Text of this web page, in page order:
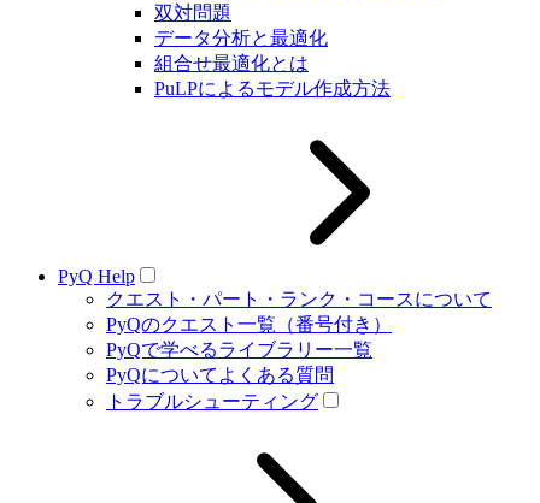
双対問題
データ分析と最適化
組合せ最適化とは
PuLPによるモデル作成方法
PyQ Help
クエスト・パート・ランク・コースについて
PyQのクエスト一覧（番号付き）
PyQで学べるライブラリー一覧
PyQについてよくある質問
トラブルシューティング